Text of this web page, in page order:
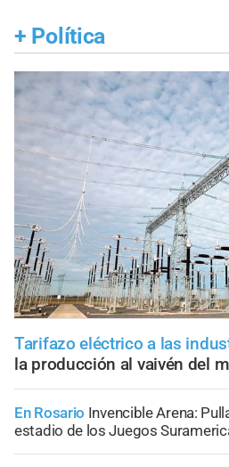
+ Política
Tarifazo eléctrico a las
la producción al vaivén del
En Rosario Invencible Arena:
estadio de los Juegos